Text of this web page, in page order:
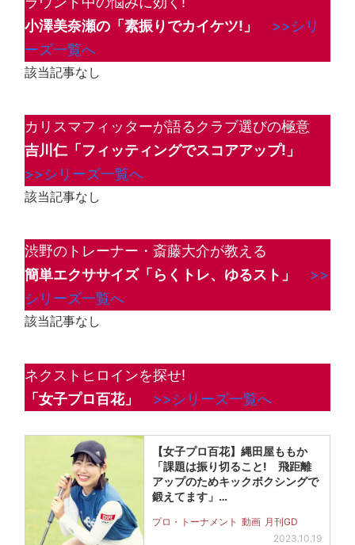
小澤美奈瀬の「素振りでカイケツ!」
>>シリ
ーズ一覧へ
該当記事なし
カリスマフィッターが語るクラブ選びの極意
吉川仁「フィッティングでスコアアップ!」
>>シリーズ一覧へ
該当記事なし
渋野のトレーナー・斎藤大介が教える
簡単エクササイズ「らくトレ、ゆるスト」
>>
シリーズ一覧へ
該当記事なし
ネクストヒロインを探せ!
「女子プロ百花」
>>シリーズ一覧へ
【女子プロ百花】縄田屋ももか
「課題は振り切ること! 飛距離
アップのためキックボクシングで
鍛えてます」…
プロ・トーナメント 動画 月刊GD
2023.10.19